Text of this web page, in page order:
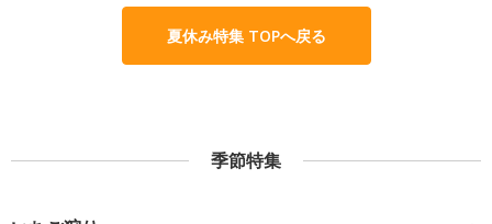
夏休み特集 TOPへ戻る
季節特集